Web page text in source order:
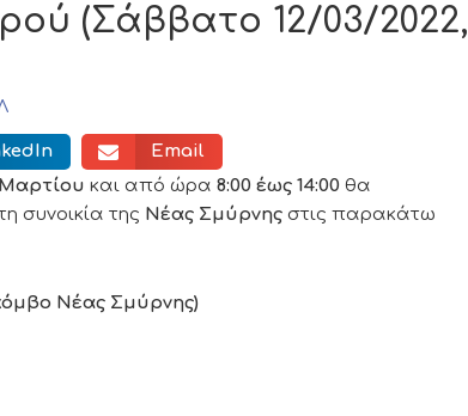
(Σάββατο 12/03/2022,
Email
και από ώρα 8:00 έως 14:00 θα
συνοικία της Νέας Σμύρνης στις παρακάτω
Νέας Σμύρνης)